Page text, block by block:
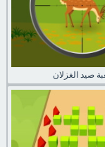
صيد الغزلان